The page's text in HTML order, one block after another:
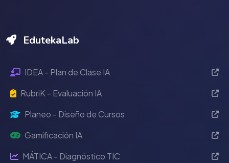
EdutekaLab
IDEA - Plan de Clase IA
RubriK - Evaluación IA
Planeo - Diseño de Cursos
Gamificación IA
MÁTICA - Diagnóstico TIC